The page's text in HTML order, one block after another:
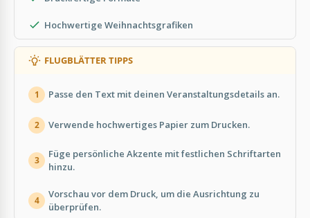
Hochwertige Weihnachtsgrafiken
FLUGBLÄTTER TIPPS
1 Passe den Text mit deinen Veranstaltungsdetails an.
2 Verwende hochwertiges Papier zum Drucken.
3
Füge persönliche Akzente mit festlichen Schriftarten
hinzu.
4
Vorschau vor dem Druck, um die Ausrichtung zu
überprüfen.